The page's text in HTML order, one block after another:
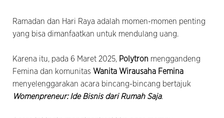
Ramadan dan Hari Raya adalah momen-momen penting
yang bisa dimanfaatkan untuk mendulang uang.
Karena itu, pada 6 Maret 2025, Polytron menggandeng
Femina dan komunitas Wanita Wirausaha Femina
menyelenggarakan acara bincang-bincang bertajuk
Womenpreneur: Ide Bisnis dari Rumah Saja.